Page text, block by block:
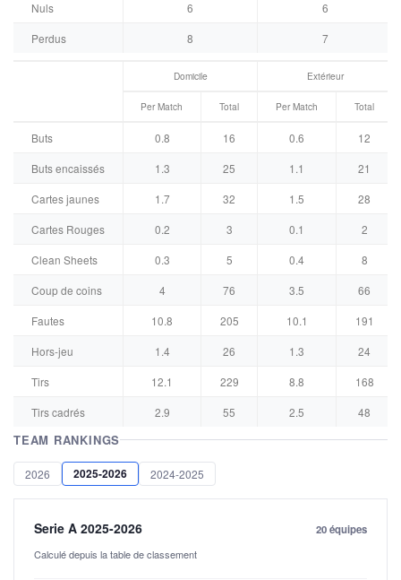
Nuls
6
6
Perdus
8 7
Domicile Extérieur
Per Match Total Per Match Total
Buts 0.8 16 0.6
12
Buts encaissés
1.3 25 1.1
21
Cartes jaunes
1.7 32 1.5
28
Cartes Rouges
0.2 3 0.1
2
Clean Sheets
0.3 5 0.4
8
Coup de coins
4 76 3.5
66
Fautes
10.8 205 10.1
191
Hors-jeu
1.4 26 1.3
24
Tirs
12.1 229 8.8
168
Tirs cadrés
2.9 55 2.5 48
TEAM RANKINGS
2026 2025-2026 2024-2025
Serie A 2025-2026
Calculé depuis la table de classement
20 équipes